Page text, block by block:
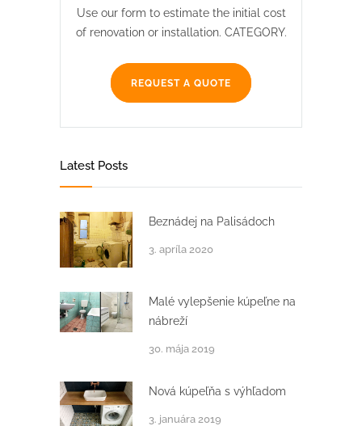
Use our form to estimate the initial cost
of renovation or installation. CATEGORY.
REQUEST A QUOTE
Latest Posts
Beznádej na Palisádoch
3. apríla 2020
Malé vylepšenie kúpeľne na
nábreží
30. mája 2019
Nová kúpeľňa s výhľadom
3. januára 2019